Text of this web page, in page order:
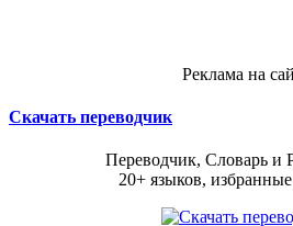
Реклама на
Скачать переводчик
Переводчик, Словарь и
20+ языков,